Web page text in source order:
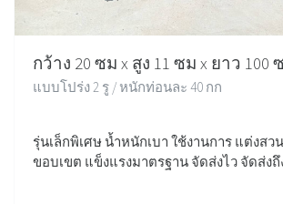
กว้าง 20 ซม x สูง 11 ซม x ยาว 100
แบบโปร่ง 2 รู / หนักท่อนละ 40 กก
รุ่นเล็กพิเศษ น้ำหนักเบา ใช้งานการ แต่งส
ขอบเขต แข็งแรงมาตรฐาน จัดส่งไว จัดส่ง